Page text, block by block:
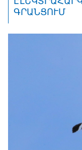
ԳՐԱՆՑՈՒՄ